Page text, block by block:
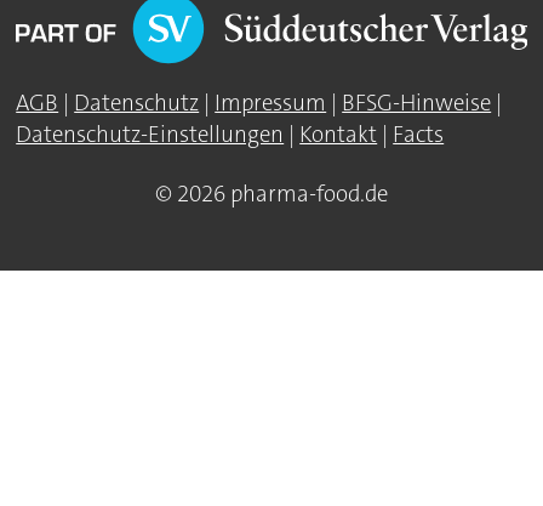
AGB | Datenschutz | Impressum | BFSG-Hinweise |
Datenschutz-Einstellungen | Kontakt | Facts
© 2026 pharma-food.de